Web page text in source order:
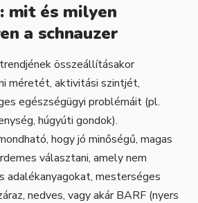
mit és milyen
a schnauzer
összeállításakor
méretét, aktivitási szintjét,
egészségügyi problémáit (pl.
húgyúti gondok).
hogy jó minőségű, magas
választani, amely nem
adalékanyagokat, mesterséges
nedves, vagy akár BARF (nyers